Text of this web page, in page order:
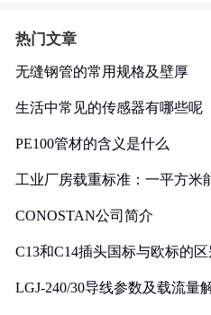
热门文章
无缝钢管的常用规格及壁厚
生活中常见的传感器有哪些呢
PE100管材的含义是什么
工业厂房载重标准：一平方米
CONOSTAN公司简介
C13和C14插头国标与欧标的
LGJ-240/30导线参数及载流量